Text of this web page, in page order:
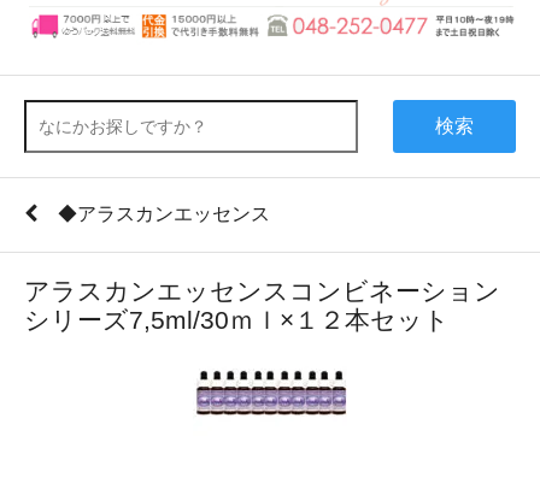
検索
◆アラスカンエッセンス
アラスカンエッセンスコンビネーション
シリーズ7,5ml/30ｍｌ×１２本セット